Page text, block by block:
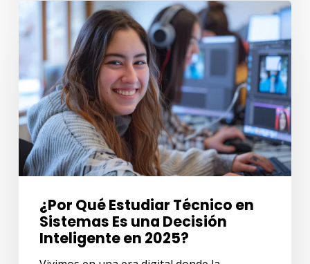
¿Por
Qué
Técnico
en
Sistemas
Es
una
Decisión
Inteligente
2025?¿Por Qué Estudiar Técnico en
Sistemas Es una Decisión
Inteligente en 2025?